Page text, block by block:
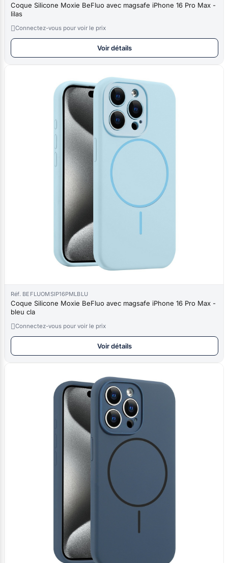
Coque Silicone Moxie BeFluo avec magsafe iPhone 16 Pro Max -
lilas
Connectez-vous pour voir le prix
Voir détails
Réf. BEFLUOMSIP16PMLBLU
Coque Silicone Moxie BeFluo avec magsafe iPhone 16 Pro Max -
bleu cla
Connectez-vous pour voir le prix
Voir détails